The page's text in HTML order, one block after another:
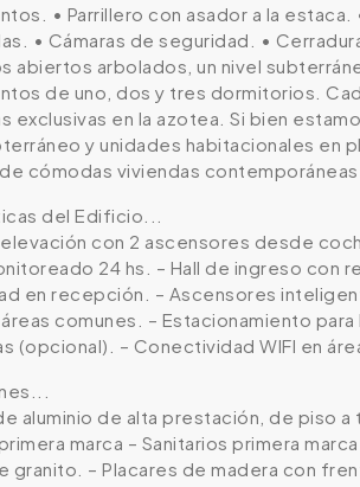
• Parrillero con asador a la
• Cámaras de seguridad. •
abiertos arbolados, un nivel
de uno, dos y tres dormitorios.
exclusivas en la azotea. Si bien
y unidades habitacionales en
cómodas viviendas
del Edificio...
con 2 ascensores desde
24 hs. – Hall de ingreso con
en recepción. – Ascensores
comunes. – Estacionamiento
(opcional). – Conectividad WIFI en
aluminio de alta prestación, de piso
marca – Sanitarios primera
granito. – Placares de madera con